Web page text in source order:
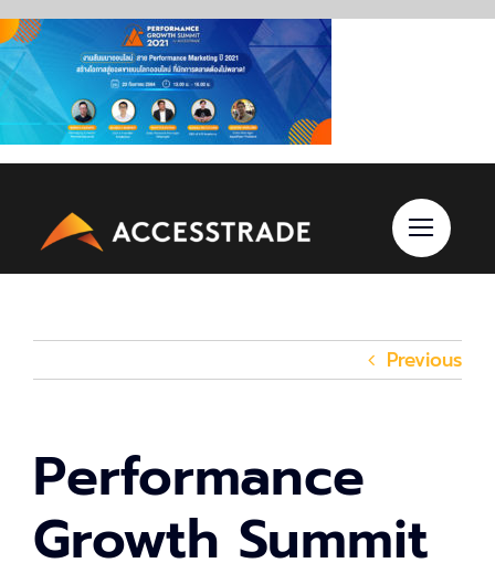
Skip
to
content
Previous
Performance
Growth Summit